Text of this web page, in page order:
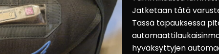
Jatketaan tätä
Tässä tapauksessa
hyväksyttyjen